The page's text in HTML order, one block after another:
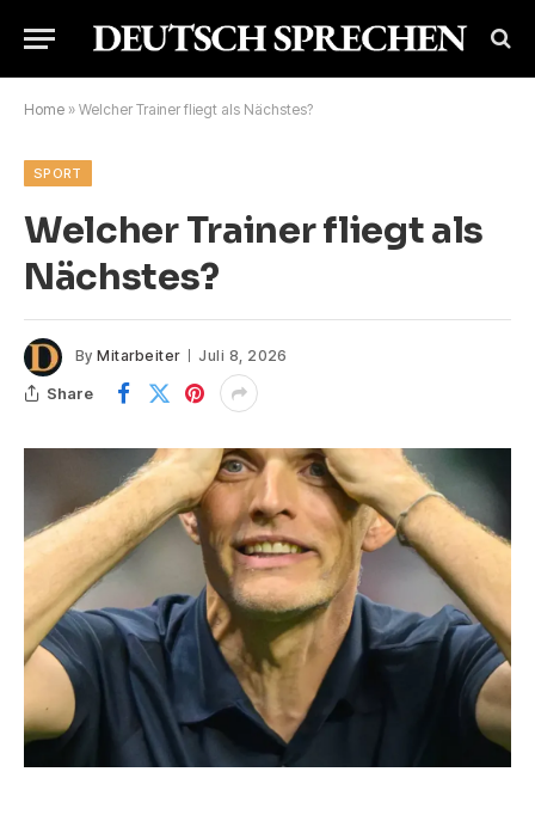
Home » Welcher Trainer fliegt als Nächstes?
SPORT
Welcher Trainer fliegt als
Nächstes?
By Mitarbeiter Juli 8, 2026
Share